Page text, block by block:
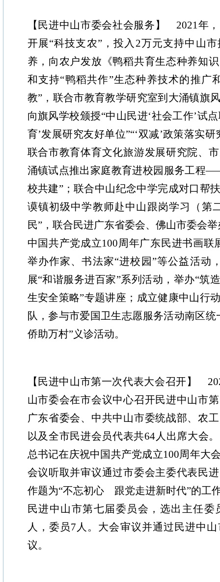
【民进中山市委会社会服务】 2021年
开展“科技支农”，投入2万元支持中山
养，向农户发放《鸭稻共育生态种养知
和支持“鸭稻共作”生态种养技术的推广
教”，联合市教育教学研究室到大涌镇旗
向旗风学校颁授“中山民进‘社会工作’试
育’发展研究友好单位”“‘双减’政策落实
联合市教育体育文化旅游发展研究院、
涌镇试点推出家庭教育进校园服务工程
校共建”；联合中山纪念中学完成对口帮
谟镇初级中学教师赴中山跟岗学习（第
民”，联合民进广东省委会、佛山市委会
中国共产党成立100周年广东民进书画联
举办作家、书法家“进校园”等公益活动
展“和谐服务进百家”系列活动，举办“
生安全策略”专题讲座；成立健康中山行
队，参与市爱国卫生志愿服务活动南区
侨助万村”义诊活动。
【民进中山市第一次代表大会召开】
山市委会在市会议中心召开民进中山市
广东省委会、中共中山市委统战部、农
以及全市民进会员代表共64人出席大会
总书记在庆祝中国共产党成立100周年大
会议听取并审议通过市委会主委代表民
作题为“不忘初心 跟党走进新时代”的工
民进中山市第七届委员会，选出主任委
人，委员7人。大会审议并通过民进中
议。